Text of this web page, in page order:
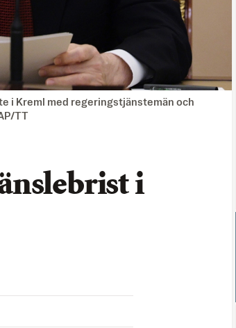
i Kreml med regeringstjänstemän och
TT
i